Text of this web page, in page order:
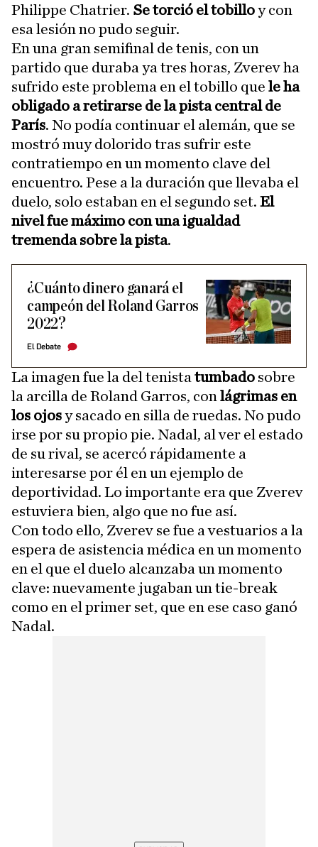
Philippe Chatrier. Se torció el tobilloy con
esa lesión no pudo seguir.
En una gran semifinal de tenis, con un
partido que duraba ya tres horas, Zverev ha
sufrido este problema en el tobillo que le ha
obligado a retirarse de la pista central de
París. No podía continuar el alemán, que se
mostró muy dolorido tras sufrir este
contratiempo en un momento clave del
encuentro. Pese a la duración que llevaba el
duelo, solo estaban en el segundo set. El
nivel fue máximo con una igualdad
tremenda sobre la pista.
¿Cuánto dinero ganará el
campeón del Roland Garros
2022?
El Debate
La imagen fue la del tenista tumbado sobre
la arcilla de Roland Garros, con lágrimas en
los ojosy sacado en silla de ruedas. No pudo
irse por su propio pie. Nadal, al ver el estado
de su rival, se acercó rápidamente a
interesarse por él en un ejemplo de
deportividad. Lo importante era que Zverev
estuviera bien, algo que no fue así.
Con todo ello, Zverev se fue a vestuarios a la
espera de asistencia médica en un momento
en el que el duelo alcanzaba un momento
clave: nuevamente jugaban un tie-break
como en el primer set, que en ese caso ganó
Nadal.